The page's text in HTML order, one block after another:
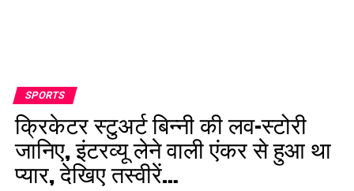
SPORTS
क्रिकेटर स्टुअर्ट बिन्नी की लव-स्टोरी
जानिए, इंटरव्यू लेने वाली एंकर से हुआ था
प्यार, देखिए तस्वीरें…